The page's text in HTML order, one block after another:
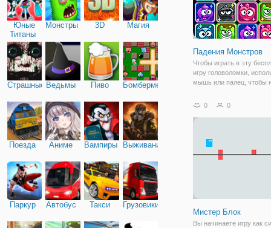
Юные
Титаны
Монстры 3D Магия
Страшные Ведьмы Пиво Бомбермен
Поезда Аниме Вампиры Выживание
Паркур Автобус Такси Грузовики
Падения Монстров
Чтобы играть в эту
игру головоломки,
мышь или палец, чтобы
чтобы ваш монстр блок
другой того же цвета.
0 0
Мистер Блок
Вы начинаете игру как